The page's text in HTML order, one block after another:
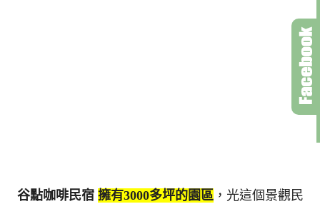
谷點咖啡民宿 擁有3000多坪的園區，光這個景觀民